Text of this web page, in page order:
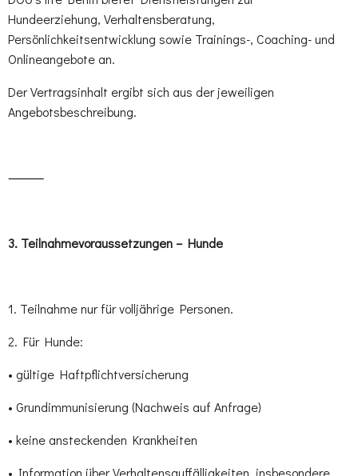
Hundeerziehung, Verhaltensberatung,
Persönlichkeitsentwicklung sowie Trainings-, Coaching- und
Onlineangebote an.
Der Vertragsinhalt ergibt sich aus der jeweiligen
Angebotsbeschreibung.
⸻
3.⁠ ⁠Teilnahmevoraussetzungen – Hunde
1. Teilnahme nur für volljährige Personen.
2. Für Hunde:
• gültige Haftpflichtversicherung
• Grundimmunisierung (Nachweis auf Anfrage)
• keine ansteckenden Krankheiten
• Information über Verhaltensauffälligkeiten, insbesondere